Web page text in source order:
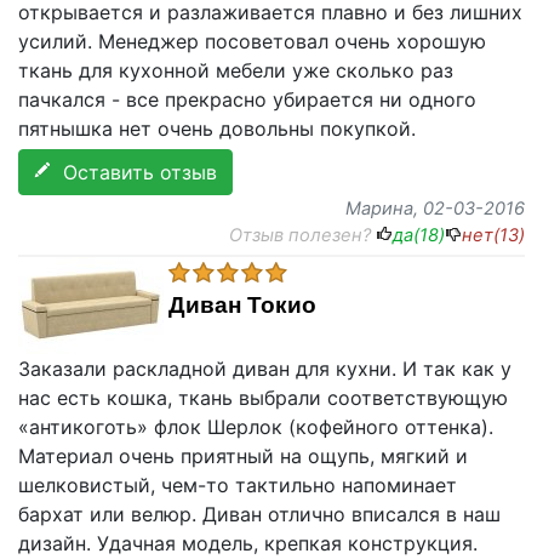
открывается и разлаживается плавно и без лишних
усилий. Менеджер посоветовал очень хорошую
ткань для кухонной мебели уже сколько раз
пачкался - все прекрасно убирается ни одного
пятнышка нет очень довольны покупкой.
Оставить отзыв
Марина, 02-03-2016
Отзыв полезен?
да(18) нет(13)
Диван Токио
Заказали раскладной диван для кухни. И так как у
нас есть кошка, ткань выбрали соответствующую
«антикоготь» флок Шерлок (кофейного оттенка).
Материал очень приятный на ощупь, мягкий и
шелковистый, чем-то тактильно напоминает
бархат или велюр. Диван отлично вписался в наш
дизайн. Удачная модель, крепкая конструкция.